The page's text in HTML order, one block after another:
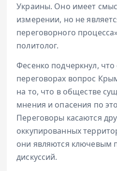
Украины. Оно имеет
измерении, но не
переговорного
политолог.
Фесенко подчеркнул, что
переговорах вопрос
на то, что в обществе
мнения и опасения по
Переговоры касаются
оккупированных
они являются ключевым
дискуссий.